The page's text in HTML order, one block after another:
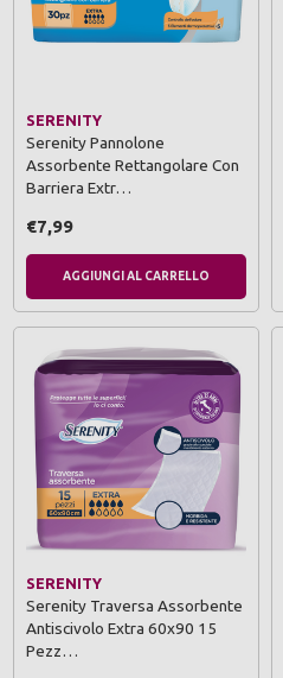
SERENITY
Serenity Pannolone
Assorbente Rettangolare Con
Barriera Extr…
€7,99
AGGIUNGI AL CARRELLO
SERENITY
Serenity Traversa Assorbente
Antiscivolo Extra 60x90 15
Pezz…